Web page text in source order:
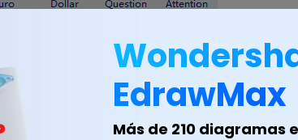
EdrawMax
Más de 210 diagramas